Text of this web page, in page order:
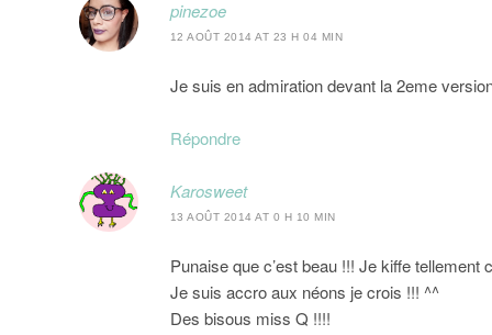
pinezoe
12 AOÛT 2014 AT 23 H 04 MIN
Je suis en admiration devant la 2eme
Répondre
Karosweet
13 AOÛT 2014 AT 0 H 10 MIN
Punaise que c’est beau !!! Je kiffe tellement
Je suis accro aux néons je crois !!! ^^
Des bisous miss Q !!!!